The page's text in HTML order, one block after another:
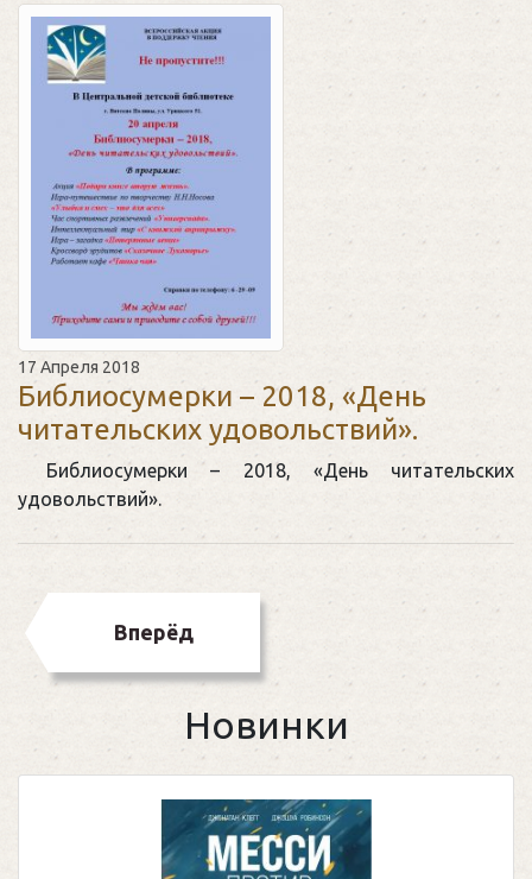
17 Апреля 2018
Библиосумерки – 2018, «День
читательских удовольствий».
Библиосумерки – 2018, «День читательских
удовольствий».
Вперёд
Новинки